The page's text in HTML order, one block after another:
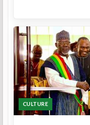
CULTURE